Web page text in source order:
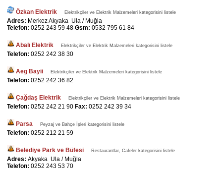
Özkan Elektrik Elektrikçiler ve Elektrik Malzemeleri kategorisini listele
Adres: Merkez Akyaka Ula / Muğla
Telefon: 0252 243 59 48 Gsm: 0532 795 61 84
Abalı Elektrik Elektrikçiler ve Elektrik Malzemeleri kategorisini listele
Telefon: 0252 242 38 30
Aeg Bayii Elektrikçiler ve Elektrik Malzemeleri kategorisini listele
Telefon: 0252 242 36 82
Çağdaş Elektrik Elektrikçiler ve Elektrik Malzemeleri kategorisini listele
Telefon: 0252 242 21 90 Fax: 0252 242 39 34
Parsa Peyzaj ve Bahçe İşleri kategorisini listele
Telefon: 0252 212 21 59
Belediye Park ve Büfesi Restaurantlar, Cafeler kategorisini listele
Adres: Akyaka Ula / Muğla
Telefon: 0252 243 53 70